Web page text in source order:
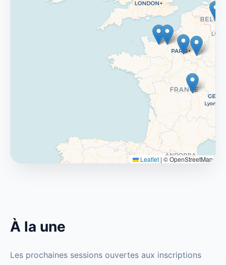
Leaflet | © OpenStreetMap
À la une
Les prochaines sessions ouvertes aux inscriptions